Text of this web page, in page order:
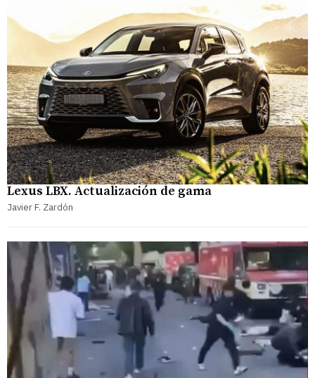
Lexus LBX. Actualización de gama
Javier F. Zardón